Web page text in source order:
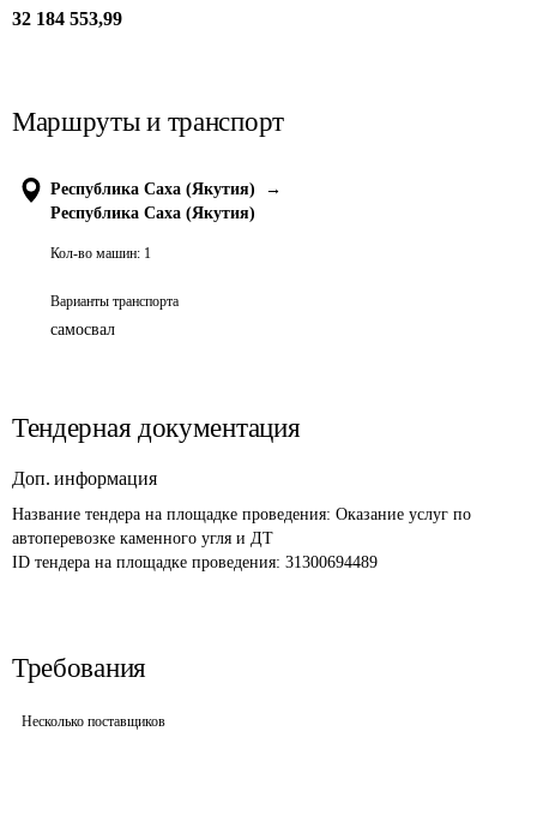
32 184 553,99
Маршруты и транспорт
Республика Саха (Якутия)
→
Республика Саха (Якутия)
Кол-во машин: 1
Варианты транспорта
самосвал
Тендерная документация
Доп. информация
Название тендера на площадке проведения: Оказание услуг по
автоперевозке каменного угля и ДТ
ID тендера на площадке проведения: 31300694489
Требования
Несколько поставщиков